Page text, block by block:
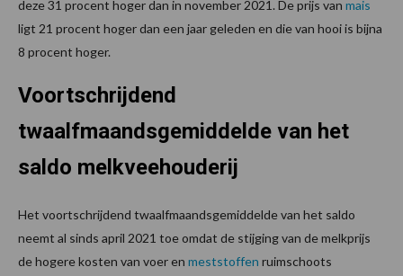
deze 31 procent hoger dan in november 2021. De prijs van mais
ligt 21 procent hoger dan een jaar geleden en die van hooi is bijna
8 procent hoger.
Voortschrijdend
twaalfmaandsgemiddelde van het
saldo melkveehouderij
Het voortschrijdend twaalfmaandsgemiddelde van het saldo
neemt al sinds april 2021 toe omdat de stijging van de melkprijs
de hogere kosten van voer en meststoffen ruimschoots